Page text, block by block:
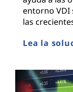
entorno VDI
las
Lea la